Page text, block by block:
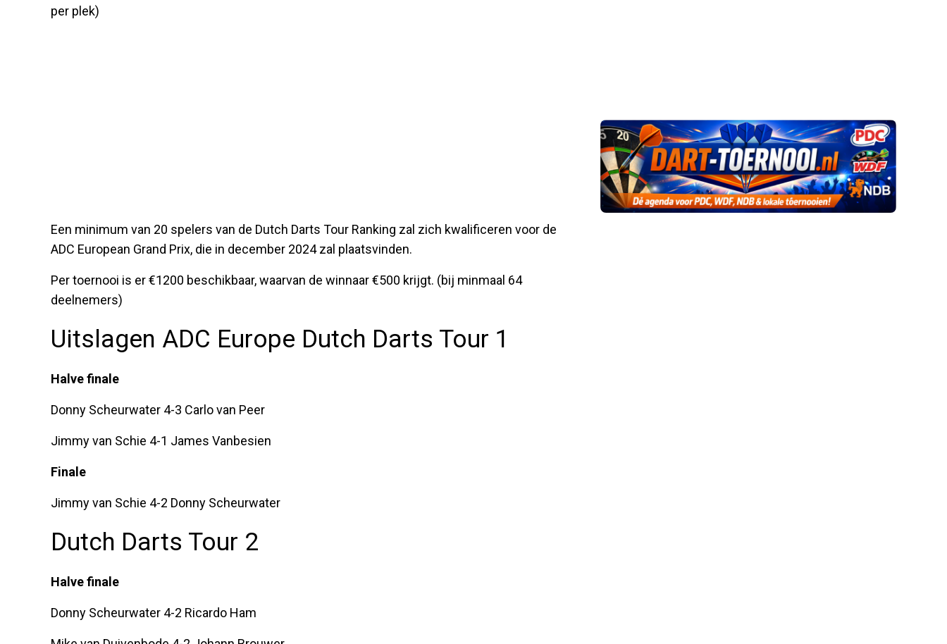
per plek)
Een minimum van 20 spelers van de Dutch Darts Tour Ranking zal zich kwalificeren voor de
ADC European Grand Prix, die in december 2024 zal plaatsvinden.
Per toernooi is er €1200 beschikbaar, waarvan de winnaar €500 krijgt. (bij minmaal 64
deelnemers)
Uitslagen ADC Europe Dutch Darts Tour 1
Halve finale
Donny Scheurwater 4-3 Carlo van Peer
Jimmy van Schie 4-1 James Vanbesien
Finale
Jimmy van Schie 4-2 Donny Scheurwater
Dutch Darts Tour 2
Halve finale
Donny Scheurwater 4-2 Ricardo Ham